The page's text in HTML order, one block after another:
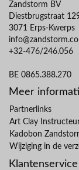
Zandstorm BV
Diestbrugstraat
3071 Erps-Kwerps
+32-476/246.056
BE 0865.388.270
Meer
Partnerlinks
Art Clay
Kadobon
Wijziging in de
Klantenservice